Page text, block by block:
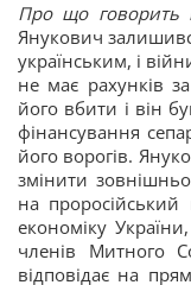
Про що говорить
Янукович
українським, і
не має рахунків
його вбити і він
фінансування
його ворогів.
змінити
на
економіку
членів Митного
відповідає на